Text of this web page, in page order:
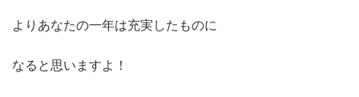
よりあなたの一年は充実したものに
なると思いますよ！